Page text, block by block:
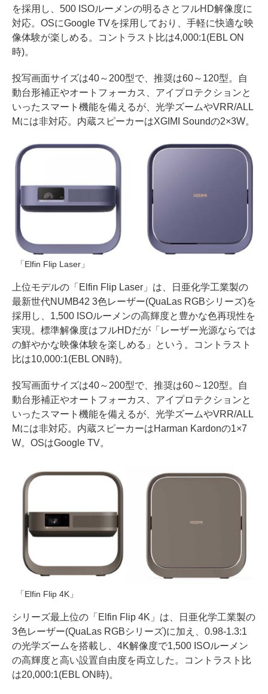
を採用し、500 ISOルーメンの明るさとフルHD解像度に
対応。OSにGoogle TVを採用しており、手軽に快適な映
像体験が楽しめる。コントラスト比は4,000:1(EBL ON
時)。
投写画面サイズは40～200型で、推奨は60～120型。自
動台形補正やオートフォーカス、アイプロテクションと
いったスマート機能を備えるが、光学ズームやVRR/ALL
Mには非対応。内蔵スピーカーはXGIMI Soundの2×3W。
「Elfin Flip Laser」
上位モデルの「Elfin Flip Laser」は、日亜化学工業製の
最新世代NUMB42 3色レーザー(QuaLas RGBシリーズ)を
採用し、1,500 ISOルーメンの高輝度と豊かな色再現性を
実現。標準解像度はフルHDだが「レーザー光源ならでは
の鮮やかな映像体験を楽しめる」という。コントラスト
比は10,000:1(EBL ON時)。
投写画面サイズは40～200型で、推奨は60～120型。自
動台形補正やオートフォーカス、アイプロテクションと
いったスマート機能を備えるが、光学ズームやVRR/ALL
Mには非対応。内蔵スピーカーはHarman Kardonの1×7
W。OSはGoogle TV。
「Elfin Flip 4K」
シリーズ最上位の「Elfin Flip 4K」は、日亜化学工業製の
3色レーザー(QuaLas RGBシリーズ)に加え、0.98-1.3:1
の光学ズームを搭載し、4K解像度で1,500 ISOルーメン
の高輝度と高い設置自由度を両立した。コントラスト比
は20,000:1(EBL ON時)。